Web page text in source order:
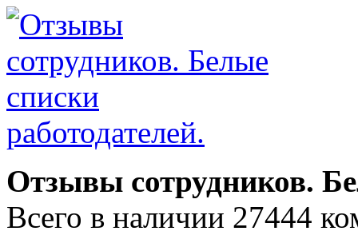
Отзывы сотрудников.
Всего в наличии 27444